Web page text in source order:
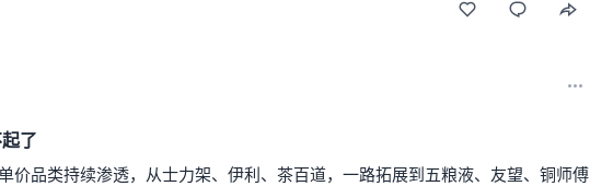
了
价品类持续渗透，从士力架、伊利、茶百道，一路拓展到五粮液、友望、铜师傅